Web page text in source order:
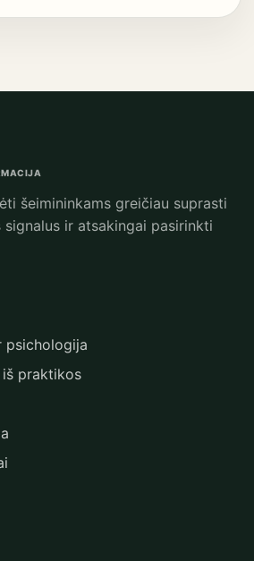
šeimininkams greičiau suprasti
ir atsakingai pasirinkti
psichologija
iš praktikos